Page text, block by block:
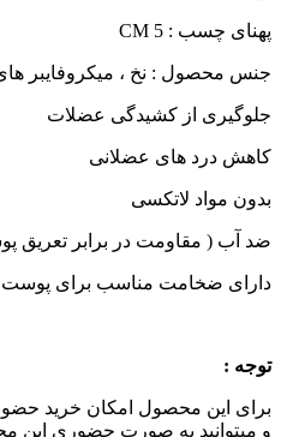
پهنای چسب : 5 CM
جنس محصول : نخ ، میکروفایبر
جلوگیری از کشیدگی عضلات
کاهش درد های عضلانی
بدون مواد لاتکسی
ضد آب ( مقاومت در برابر تعریق
دارای ضخامت مناسب برای پوست
توجه :
برای این محصول امکان خرید
و میتوانید به صورت حضوری این